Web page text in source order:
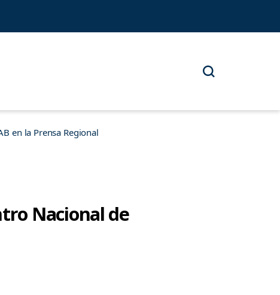
en la Prensa Regional
Nacional de